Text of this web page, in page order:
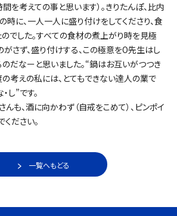
を考えての事と思います）。きりたんぽ、比内
時に、一人一人に盛り付けをしてくださり、食
のでした。すべての食材の煮上がり時を見極
さず、盛り付けする、この極意をO先生はし
のだなーと思いました。“鍋はお互いがつつき
考えの私には、とてもできない達人の業で
し”です。
も、酒に向かわず（自戒をこめて）、ピンポイ
ださい。
一覧へもどる